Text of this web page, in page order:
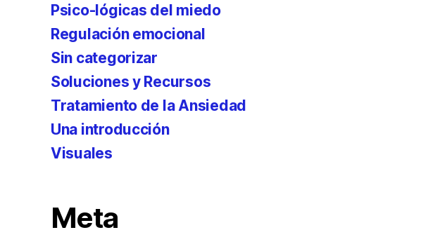
Psico-lógicas del miedo
Regulación emocional
Sin categorizar
Soluciones y Recursos
Tratamiento de la Ansiedad
Una introducción
Visuales
Meta